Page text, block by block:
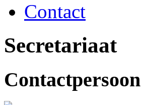
Contact
Secretariaat
Contactpersoon